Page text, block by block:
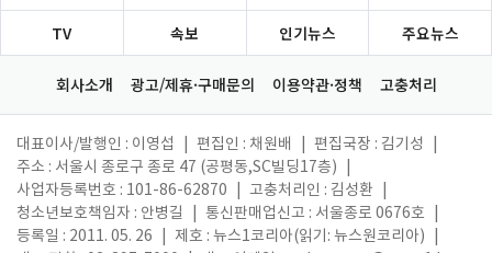
TV 속보 인기뉴스 주요뉴스
회사소개 광고/제휴·구매문의 이용약관·정책 고충처리
대표이사/발행인 : 이영섭 편집인 : 채원배 편집국장 : 김기성
주소 : 서울시 종로구 종로 47 (공평동,SC빌딩17층)
사업자등록번호 : 101-86-62870
고충처리인 : 김성환
청소년보호책임자 : 안병길
통신판매업신고 : 서울종로 0676호
등록일 : 2011. 05. 26
제호 : 뉴스1코리아(읽기: 뉴스원코리아)